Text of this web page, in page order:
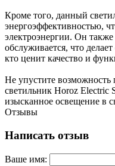
Кроме того, данный
энергоэффективностью,
электроэнергии. Он также
обслуживается, что
кто ценит качество и
Не упустите возможность
светильник Horoz Electric
изысканное освещение в
Отзывы
Написать отзыв
Ваше имя: